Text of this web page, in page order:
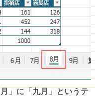
」に「九月」というテ